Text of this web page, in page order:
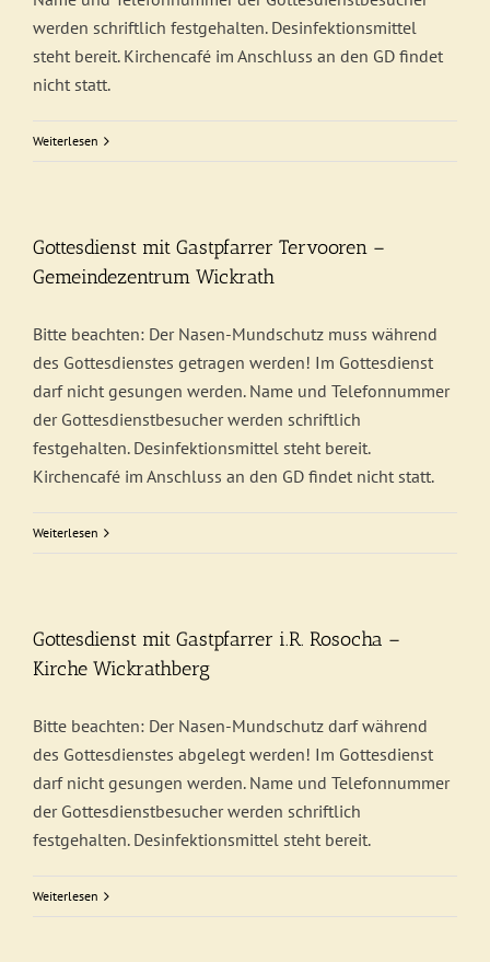
werden schriftlich festgehalten. Desinfektionsmittel
steht bereit. Kirchencafé im Anschluss an den GD findet
nicht statt.
Weiterlesen
Gottesdienst mit Gastpfarrer Tervooren –
Gemeindezentrum Wickrath
Bitte beachten: Der Nasen-Mundschutz muss während
des Gottesdienstes getragen werden! Im Gottesdienst
darf nicht gesungen werden. Name und Telefonnummer
der Gottesdienstbesucher werden schriftlich
festgehalten. Desinfektionsmittel steht bereit.
Kirchencafé im Anschluss an den GD findet nicht statt.
Weiterlesen
Gottesdienst mit Gastpfarrer i.R. Rosocha –
Kirche Wickrathberg
Bitte beachten: Der Nasen-Mundschutz darf während
des Gottesdienstes abgelegt werden! Im Gottesdienst
darf nicht gesungen werden. Name und Telefonnummer
der Gottesdienstbesucher werden schriftlich
festgehalten. Desinfektionsmittel steht bereit.
Weiterlesen